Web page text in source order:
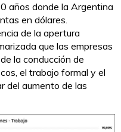
años donde la Argentina
en dólares.
de la apertura
que las empresas
la conducción de
el trabajo formal y el
del aumento de las